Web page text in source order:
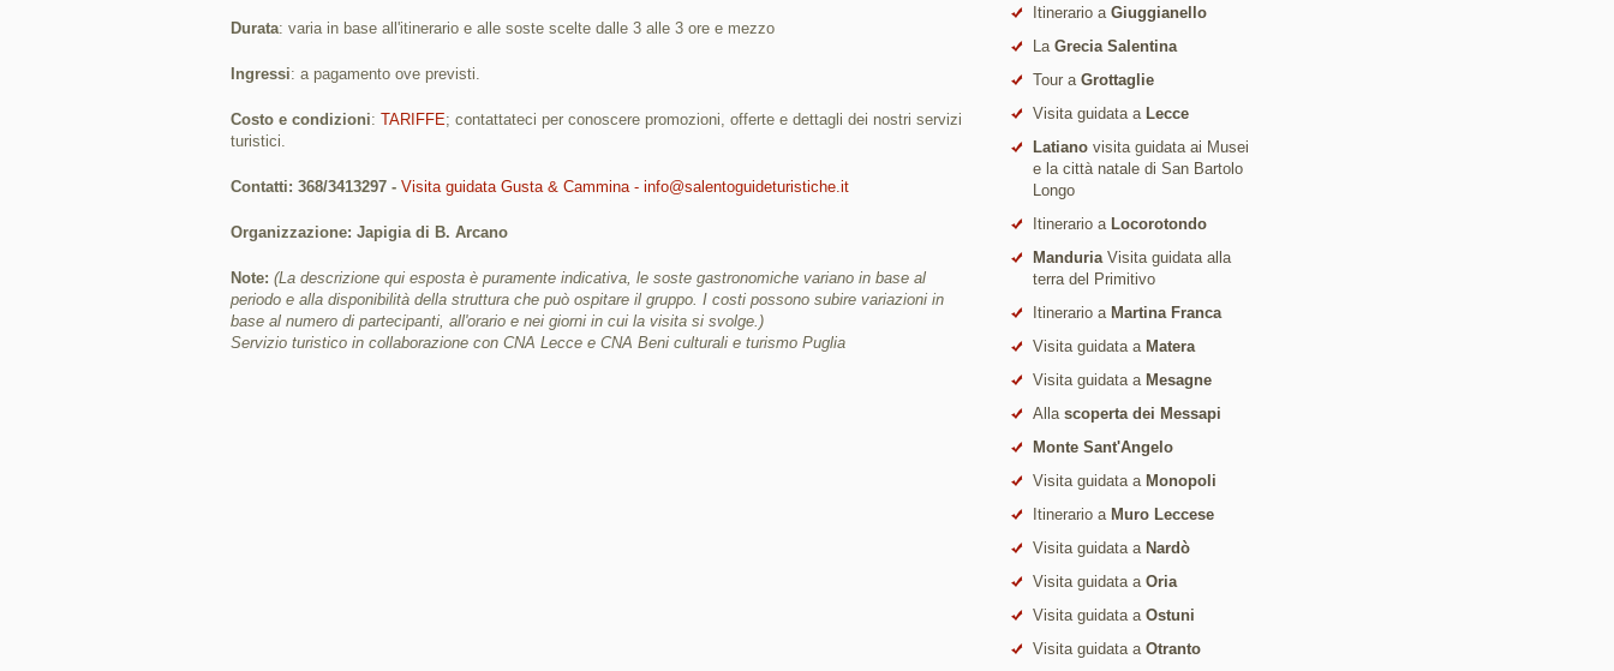
Durata: varia in base all'itinerario e alle soste scelte dalle 3 alle 3 ore e mezzo
Ingressi: a pagamento ove previsti.
Costo e condizioni: TARIFFE; contattateci per conoscere promozioni, offerte e dettagli dei nostri servizi
turistici.
Contatti: 368/3413297 - Visita guidata Gusta & Cammina - info@salentoguideturistiche.it
Organizzazione: Japigia di B. Arcano
Note: (La descrizione qui esposta è puramente indicativa, le soste gastronomiche variano in base al
periodo e alla disponibilità della struttura che può ospitare il gruppo. I costi possono subire variazioni in
base al numero di partecipanti, all'orario e nei giorni in cui la visita si svolge.)
Servizio turistico in collaborazione con CNA Lecce e CNA Beni culturali e turismo Puglia
Itinerario a Giuggianello
La Grecia Salentina
Tour a Grottaglie
Visita guidata a Lecce
Latiano visita guidata ai Musei
e la città natale di San Bartolo
Longo
Itinerario a Locorotondo
ManduriaVisita guidata alla
terra del Primitivo
Itinerario a Martina Franca
Visita guidata a Matera
Visita guidata a Mesagne
Alla scoperta dei Messapi
Monte Sant'Angelo
Visita guidata a Monopoli
Itinerario a Muro Leccese
Visita guidata a Nardò
Visita guidata a Oria
Visita guidata a Ostuni
Visita guidata a Otranto